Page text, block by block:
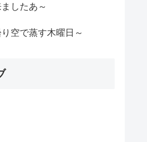
したあ～
空で蒸す木曜日～